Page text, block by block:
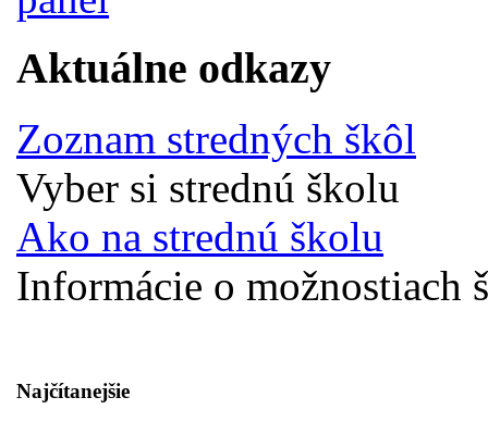
Aktuálne odkazy
Zoznam stredných škôl
Vyber si strednú školu
Ako na strednú školu
Informácie o možnostiach
Najčítanejšie